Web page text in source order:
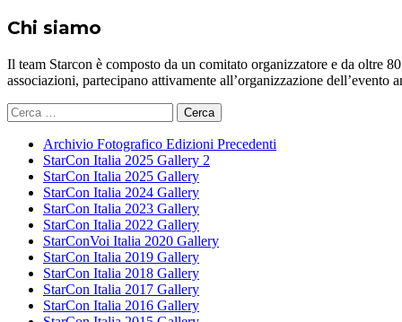
Chi siamo
Il team Starcon è composto da un comitato organizzatore e da oltre
associazioni, partecipano attivamente all’organizzazione
Ricerca
per:
Archivio Fotografico Edizioni Precedenti
StarCon Italia 2025 Gallery 2
StarCon Italia 2025 Gallery
StarCon Italia 2024 Gallery
StarCon Italia 2023 Gallery
StarCon Italia 2022 Gallery
StarConVoi Italia 2020 Gallery
StarCon Italia 2019 Gallery
StarCon Italia 2018 Gallery
StarCon Italia 2017 Gallery
StarCon Italia 2016 Gallery